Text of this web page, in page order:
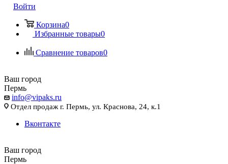
Войти
Корзина0
Избранные товары0
Сравнение товаров0
Ваш город
Пермь
info@vipaks.ru
Отдел продаж г. Пермь, ул. Краснова, 24, к.1
Вконтакте
Ваш город
Пермь